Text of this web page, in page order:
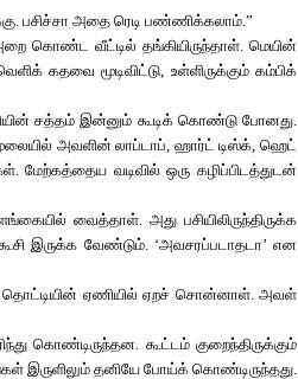
பசிச்சா அதை ரெடி பண்ணிக்கலாம்.”
அறை கொண்ட வீட்டில் தங்கியிருந்தாள். மெயின்
கதவை மூடிவிட்டு, உள்ளிருக்கும் கம்பிக்
சத்தம் இன்னும் கூடிக் கொண்டு போனது.
அவளின் லாப்டாப், ஹார்ட் டிஸ்க், ஹெட்
வடிவில் ஒரு கழிப்பிடத்துடன்
வைத்தாள். அது பசியிலிருந்திருக்க
இருக்க வேண்டும். ‘அவசரப்படாதடா’ என
தொட்டியின் ஏணியில் ஏறச் சொன்னாள். அவள்
கொண்டிருந்தன. கூட்டம் குறைந்திருக்கும்
இருளிலும் தனியே போய்க் கொண்டிருந்தது.